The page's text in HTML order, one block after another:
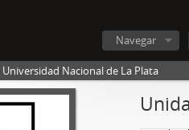
Navegar
Nacional de La Plata